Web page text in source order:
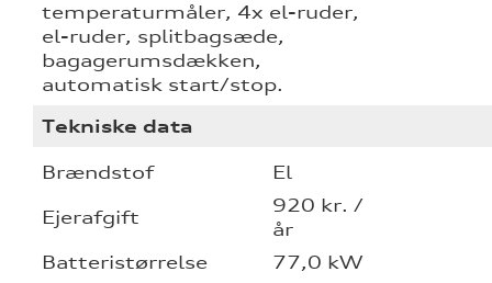
temperaturmåler, 4x el-ruder,
el-ruder, splitbagsæde,
bagagerumsdækken,
automatisk start/stop.
Tekniske data
Brændstof El
Ejerafgift
920 kr. /
år
Batteristørrelse
77,0 kW